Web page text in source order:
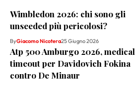
Wimbledon 2026: chi sono gli
unseeded più pericolosi?
ByGiacomo Nicotera25 Giugno 2026
Atp 500 Amburgo 2026, medical
timeout per Davidovich Fokina
contro De Minaur